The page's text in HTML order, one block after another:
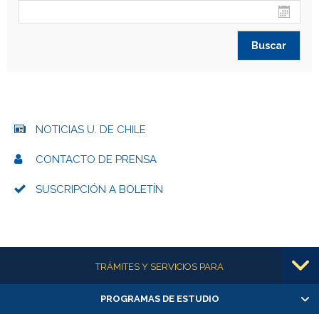
NOTICIAS U. DE CHILE
CONTACTO DE PRENSA
SUSCRIPCIÓN A BOLETÍN
Más informaciónTRÁMITES Y SERVICIOS PARA
Alumnas/os y exalumnas/os
PROGRAMAS DE ESTUDIO